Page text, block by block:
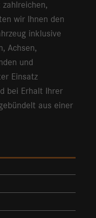
wir Ihnen den
inklusive
Achsen,
und
Einsatz
bei Erhalt Ihrer
aus einer